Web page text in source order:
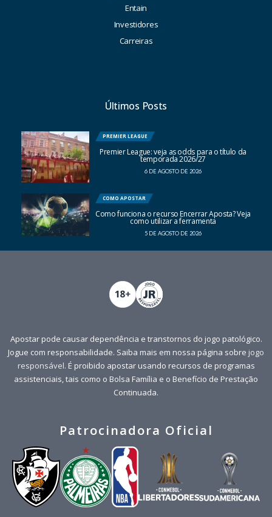
Entain
Investidores
Carreiras
Últimos Posts
PREMIER LEAGUE
Premier League: veja as odds para o título da
temporada 2026/27
6 DE AGOSTO DE 2026
COMO APOSTAR
Como funciona o recurso Encerrar Aposta? Veja
como utilizar a ferramenta
5 DE AGOSTO DE 2026
Apostar pode causar dependência e transtornos do jogo patológico.
Jogue com responsabilidade. Saiba mais em nossa página sobre jogo
responsável. É proibido apostar usando recursos de programas
assistenciais, tais como o Bolsa Família e o Benefício de Prestação
Continuada.
Patrocinadora Oficial